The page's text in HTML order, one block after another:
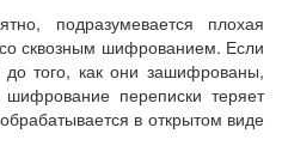
подразумевается плохая
сквозным шифрованием. Если
до того, как они зашифрованы,
переписки теряет
в открытом виде